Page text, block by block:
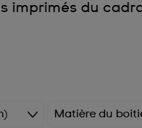
imprimés du
Matière du